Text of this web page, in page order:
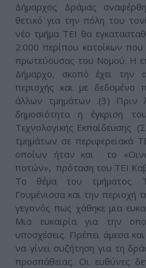
Δήμαρχος Δράμας
θετικό για την πόλη του
νέο τμήμα ΤΕΙ θα
2.000 περίπου κατοίκων
πρωτεύουσας του Νομού. Η
Δήμαρχο, σκοπό έχει την
περιοχής και με
άλλων τμημάτων .(3) Πριν
δημοσιότητα η έγκριση
Τεχνολογικής Εκπαίδευσης
τμημάτων σε περιφερειακά
οποίων ήταν και το
ποτών», πρόταση του ΤΕΙ
Το θέμα του τμήματος
Γουμένισσα και την περιοχή
γεγονός πως χάθηκε μια
Μια ευκαιρία για την
υποσχέσεις. Πρέπει άμεσα
να γίνει συζήτηση για τη
προσπάθειας. Οι ευθύνες